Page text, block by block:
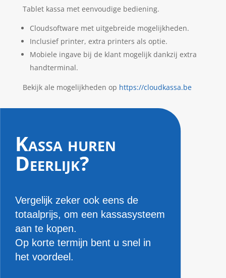
Tablet kassa met eenvoudige bediening.
Cloudsoftware met uitgebreide mogelijkheden.
Inclusief printer, extra printers als optie.
Mobiele ingave bij de klant mogelijk dankzij extra
handterminal.
Bekijk ale mogelijkheden op https://cloudkassa.be
Kassa huren
Deerlijk?
Vergelijk zeker ook eens de
totaalprijs, om een kassasysteem
aan te kopen.
Op korte termijn bent u snel in
het voordeel.